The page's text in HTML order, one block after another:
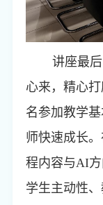
讲座最
心来，精心
名参加教学
师快速成长
程内容与AI
学生主动性